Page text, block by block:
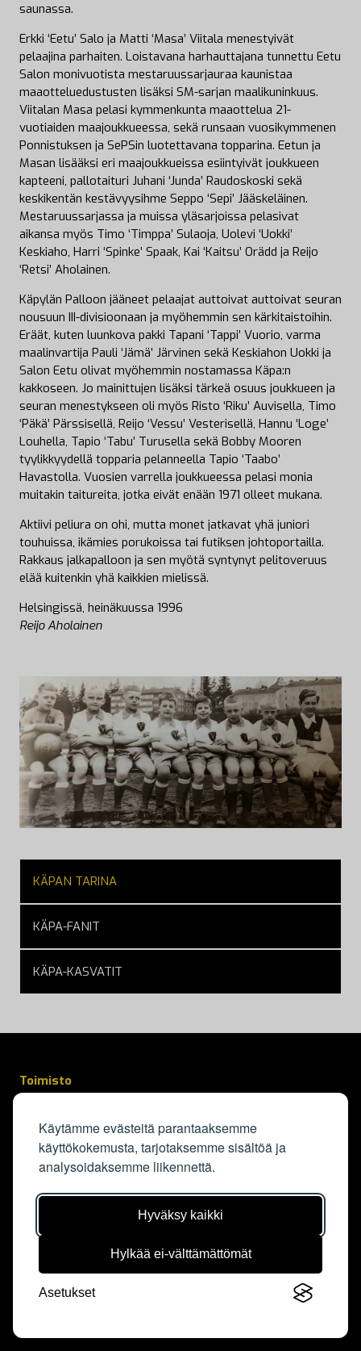
Käytämme evästeitä parantaaksemme
käyttökokemusta, tarjotaksemme sisältöä ja
analysoidaksemme liikennettä.
Hyväksy kaikki
Hylkää ei-välttämättömät
Asetukset
saunassa.
Erkki ‘Eetu’ Salo ja Matti ‘Masa’ Viitala menestyivät
pelaajina parhaiten. Loistavana harhauttajana tunnettu Eetu
Salon monivuotista mestaruussarjauraa kaunistaa
maaotteluedustusten lisäksi SM-sarjan maalikuninkuus.
Viitalan Masa pelasi kymmenkunta maaottelua 21-
vuotiaiden maajoukkueessa, sekä runsaan vuosikymmenen
Ponnistuksen ja SePSin luotettavana topparina. Eetun ja
Masan lisääksi eri maajoukkueissa esiintyivät joukkueen
kapteeni, pallotaituri Juhani ‘Junda’ Raudoskoski sekä
keskikentän kestävyysihme Seppo ‘Sepi’ Jääskeläinen.
Mestaruussarjassa ja muissa yläsarjoissa pelasivat
aikansa myös Timo ‘Timppa’ Sulaoja, Uolevi ‘Uokki’
Keskiaho, Harri ‘Spinke’ Spaak, Kai ‘Kaitsu’ Orädd ja Reijo
‘Retsi’ Aholainen.
Käpylän Palloon jääneet pelaajat auttoivat auttoivat seuran
nousuun III-divisioonaan ja myöhemmin sen kärkitaistoihin.
Eräät, kuten luunkova pakki Tapani ‘Tappi’ Vuorio, varma
maalinvartija Pauli ‘Jämä’ Järvinen sekä Keskiahon Uokki ja
Salon Eetu olivat myöhemmin nostamassa Käpa:n
kakkoseen. Jo mainittujen lisäksi tärkeä osuus joukkueen ja
seuran menestykseen oli myös Risto ‘Riku’ Auvisella, Timo
‘Päkä’ Pärssisellä, Reijo ‘Vessu’ Vesterisellä, Hannu ‘Loge’
Louhella, Tapio ‘Tabu’ Turusella sekä Bobby Mooren
tyylikkyydellä topparia pelanneella Tapio ‘Taabo’
Havastolla. Vuosien varrella joukkueessa pelasi monia
muitakin taitureita, jotka eivät enään 1971 olleet mukana.
Aktiivi peliura on ohi, mutta monet jatkavat yhä juniori
touhuissa, ikämies porukoissa tai futiksen johtoportailla.
Rakkaus jalkapalloon ja sen myötä syntynyt pelitoveruus
elää kuitenkin yhä kaikkien mielissä.
Helsingissä, heinäkuussa 1996
Reijo Aholainen
KÄPAN TARINA
KÄPA-FANIT
KÄPA-KASVATIT
Toimisto
Tursontie 3
Tapaamiset sopimuksen mukaan.
Varauskalenteri
Elisabeth Kochin tie 3
Kalenteri